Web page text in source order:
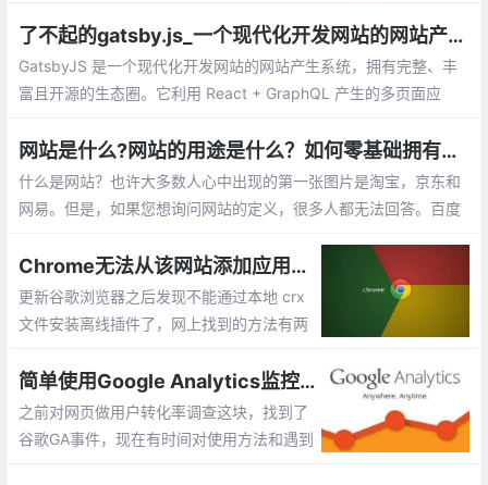
otage crate、monzoom、Wedistill、Maz
wai
了不起的gatsby.js_一个现代化开发网站的网站产生系统
GatsbyJS 是一个现代化开发网站的网站产生系统，拥有完整、丰
富且开源的生态圈。它利用 React + GraphQL 产生的多页面应
索这个系统吧。 GatsbyJS 是一个拥有超过 2万 Stars，3500 fork
s 的 React 网站生成系统。
网站是什么?网站的用途是什么？如何零基础拥有自己的网站？
什么是网站？也许大多数人心中出现的第一张图片是淘宝，京东和
网易。但是，如果您想询问网站的定义，很多人都无法回答。百度
语言下的应用程序）等工具
Chrome无法从该网站添加应用，扩展程序和用户脚本
更新谷歌浏览器之后发现不能通过本地 crx
文件安装离线插件了，网上找到的方法有两
是这个方法我尝试之后失败了 ，第二个方法
就是用工具安装，具体如何太麻烦了就没有
用
简单使用Google Analytics监控网站浏览行为
之前对网页做用户转化率调查这块，找到了
谷歌GA事件，现在有时间对使用方法和遇到